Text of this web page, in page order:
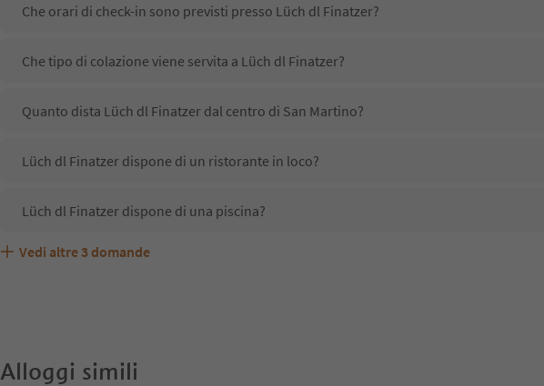
Che orari di check-in sono previsti presso Lüch dl Finatzer?
Che tipo di colazione viene servita a Lüch dl Finatzer?
Quanto dista Lüch dl Finatzer dal centro di San Martino?
Lüch dl Finatzer dispone di un ristorante in loco?
Lüch dl Finatzer dispone di una piscina?
Lüch dl Finatzer accetta animali domestici?
Quali servizi/attività sono disponibili presso Lüch dl Finatzer?
Gli ospiti di Lüch dl Finatzer ricevono l'Alto Adige Guest Pass?
Vedi altre 3 domande
Alloggi simili